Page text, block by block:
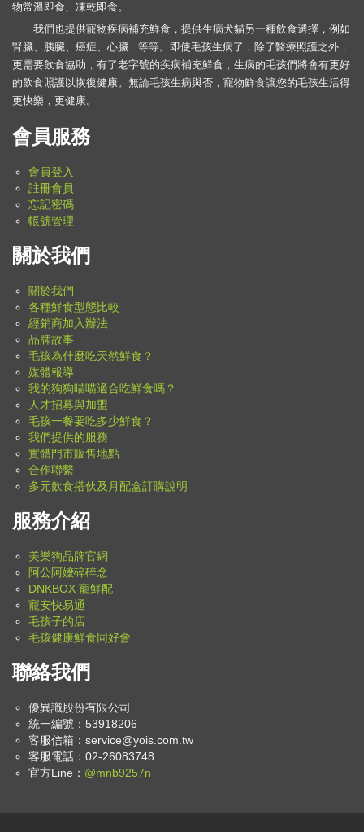
物常溫即食、凍乾即食。
我們也提供寵物疾病補充鮮食，提供生病犬貓另一種飲食選擇，例如
腎臟、胰臟、癌症、心臟...等等。即使毛孩生病了，除了醫療照護之外，
更需要飲食協助，有了老字號的疾病補充鮮食，生病的毛孩們將會有更好
的飲食照護以恢復健康。無論毛孩生病與否，寵物鮮食讓您的毛孩生活得
更快樂，更健康。
會員服務
會員登入
註冊會員
忘記密碼
帳號管理
關於我們
關於我們
各種鮮食型態比較
經銷商加入辦法
品牌故事
毛孩為什麼吃天然鮮食？
媒體報導
我的狗狗喵喵適合吃鮮食嗎？
人才招募與加盟
毛孩一餐要吃多少鮮食？
我們提供的服務
實體門市販售地點
合作聯繫
多元飲食搭伙及月配盒訂購說明
服務介紹
美樂狗品牌官網
阿公阿嬤碎碎念
DNKBOX 寵鮮配
寵安快易通
毛孩子的店
毛孩健康鮮食同好會
聯絡我們
優異識股份有限公司
統一編號：53918206
客服信箱： service@yois.com.tw
客服電話：02-26083748
官方Line： @mnb9257n